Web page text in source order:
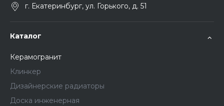
г. Екатеринбург, ул. Горького, д. 51
Каталог
Керамогранит
Клинкер
Дизайнерские радиаторы
Доска инженерная